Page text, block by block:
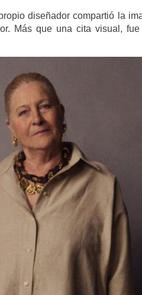
diseñador compartió la
Más que una cita visual,